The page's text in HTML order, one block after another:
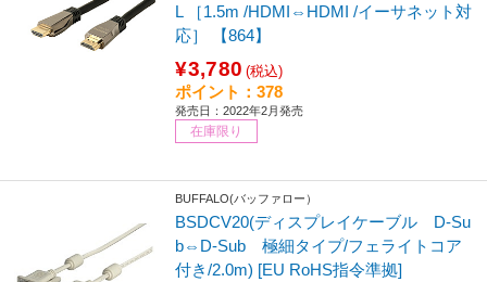
L ［1.5m /HDMI⇔HDMI /イーサネット対
応］ 【864】
¥3,780 (税込)
ポイント：378
発売日：2022年2月発売
在庫限り
BUFFALO(バッファロー）
BSDCV20(ディスプレイケーブル D-Su
b⇔D-Sub 極細タイプ/フェライトコア
付き/2.0m) [EU RoHS指令準拠]